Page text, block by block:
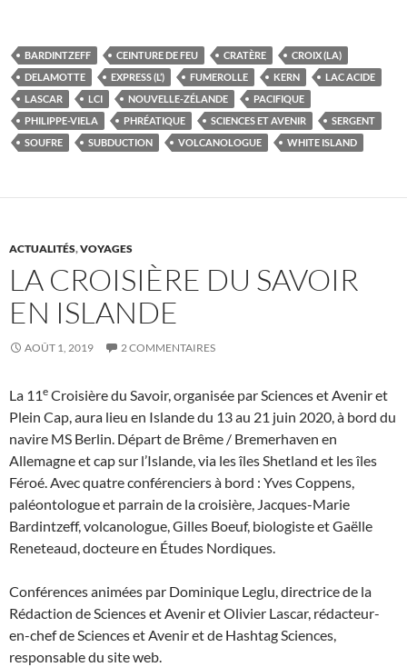
BARDINTZEFF CEINTURE DE FEU CRATÈRE
CROIX (LA)
DELAMOTTE
EXPRESS (L’) FUMEROLLE KERN
LAC ACIDE
LASCAR
LCI NOUVELLE-ZÉLANDE
PACIFIQUE
PHILIPPE-VIELA
PHRÉATIQUE SCIENCES ET AVENIR
SERGENT
SOUFRE
SUBDUCTION VOLCANOLOGUE WHITE ISLAND
ACTUALITÉS,VOYAGES
LA CROISIÈRE DU SAVOIR
EN ISLANDE
AOÛT 1, 2019 2 COMMENTAIRES
La 11e Croisière du Savoir, organisée par Sciences et Avenir et
Plein Cap, aura lieu en Islande du 13 au 21 juin 2020, à bord du
navire MS Berlin. Départ de Brême / Bremerhaven en
Allemagne et cap sur l’Islande, via les îles Shetland et les îles
Féroé. Avec quatre conférenciers à bord : Yves Coppens,
paléontologue et parrain de la croisière, Jacques-Marie
Bardintzeff, volcanologue, Gilles Boeuf, biologiste et Gaëlle
Reneteaud, docteure en Études Nordiques.
Conférences animées par Dominique Leglu, directrice de la
Rédaction de Sciences et Avenir et Olivier Lascar, rédacteur-
en-chef de Sciences et Avenir et de Hashtag Sciences,
responsable du site web.